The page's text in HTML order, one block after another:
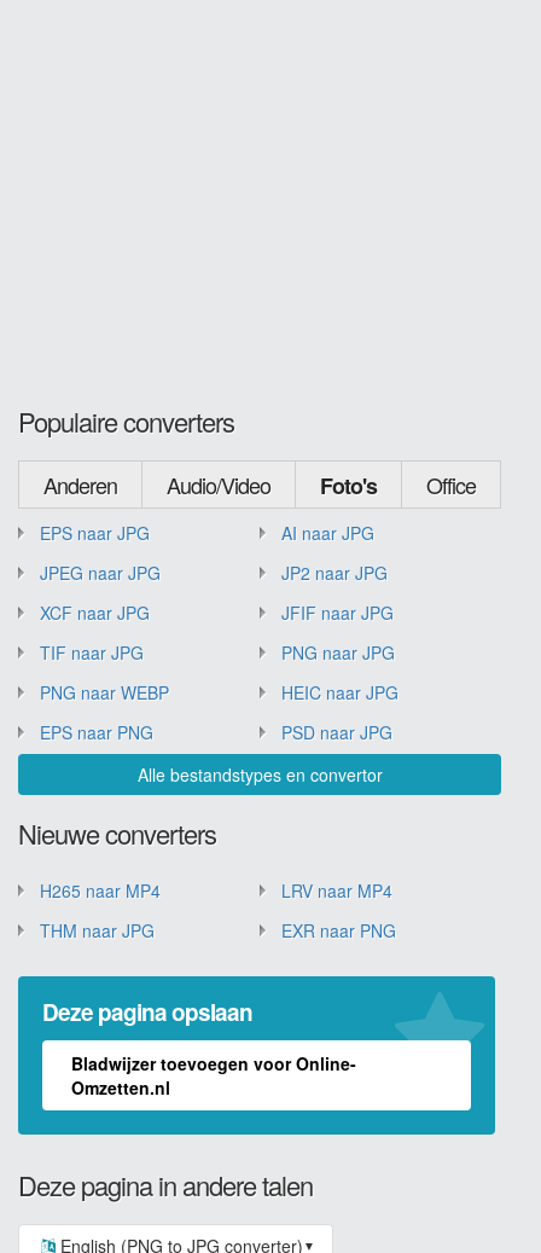
Populaire converters
Anderen Audio/Video Foto's Office
EPS naar JPG
AI naar JPG
JPEG naar JPG
JP2 naar JPG
XCF naar JPG
JFIF naar JPG
TIF naar JPG
PNG naar JPG
PNG naar WEBP
HEIC naar JPG
EPS naar PNG
PSD naar JPG
Alle bestandstypes en convertor
Nieuwe converters
H265 naar MP4
LRV naar MP4
THM naar JPG
EXR naar PNG
Deze pagina opslaan
Bladwijzer toevoegen voor Online-
Omzetten.nl
Deze pagina in andere talen
English (PNG to JPG converter) ▼